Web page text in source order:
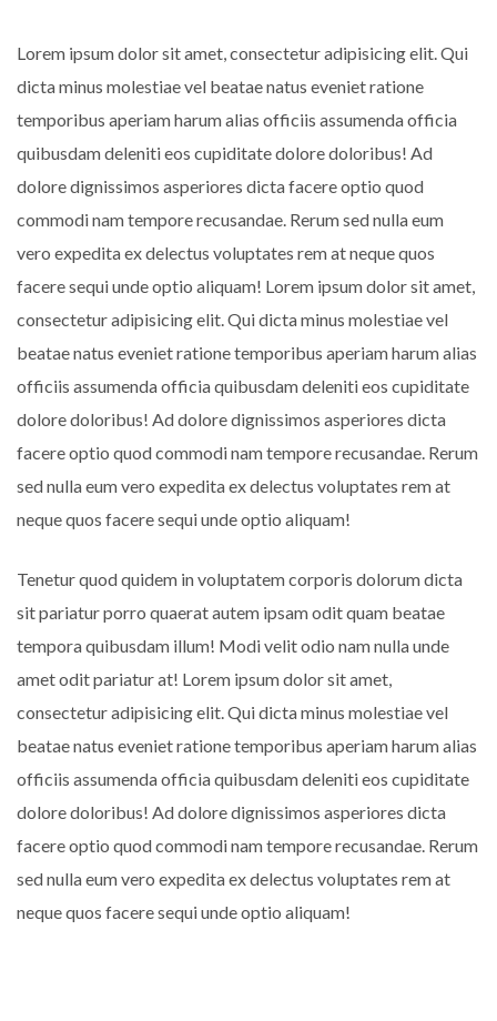
Lorem ipsum dolor sit amet, consectetur adipisicing elit. Qui
dicta minus molestiae vel beatae natus eveniet ratione
temporibus aperiam harum alias officiis assumenda officia
quibusdam deleniti eos cupiditate dolore doloribus! Ad
dolore dignissimos asperiores dicta facere optio quod
commodi nam tempore recusandae. Rerum sed nulla eum
vero expedita ex delectus voluptates rem at neque quos
facere sequi unde optio aliquam! Lorem ipsum dolor sit amet,
consectetur adipisicing elit. Qui dicta minus molestiae vel
beatae natus eveniet ratione temporibus aperiam harum alias
officiis assumenda officia quibusdam deleniti eos cupiditate
dolore doloribus! Ad dolore dignissimos asperiores dicta
facere optio quod commodi nam tempore recusandae. Rerum
sed nulla eum vero expedita ex delectus voluptates rem at
neque quos facere sequi unde optio aliquam!
Tenetur quod quidem in voluptatem corporis dolorum dicta
sit pariatur porro quaerat autem ipsam odit quam beatae
tempora quibusdam illum! Modi velit odio nam nulla unde
amet odit pariatur at! Lorem ipsum dolor sit amet,
consectetur adipisicing elit. Qui dicta minus molestiae vel
beatae natus eveniet ratione temporibus aperiam harum alias
officiis assumenda officia quibusdam deleniti eos cupiditate
dolore doloribus! Ad dolore dignissimos asperiores dicta
facere optio quod commodi nam tempore recusandae. Rerum
sed nulla eum vero expedita ex delectus voluptates rem at
neque quos facere sequi unde optio aliquam!